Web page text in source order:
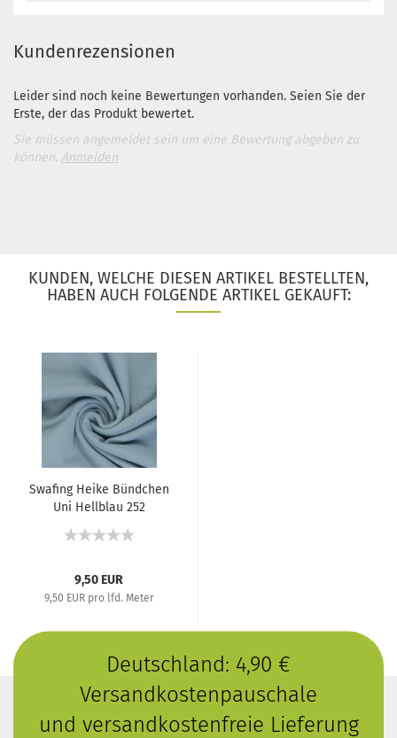
Kundenrezensionen
Leider sind noch keine Bewertungen vorhanden. Seien Sie der
Erste, der das Produkt bewertet.
Sie müssen angemeldet sein um eine Bewertung abgeben zu
können. Anmelden
KUNDEN, WELCHE DIESEN ARTIKEL BESTELLTEN,
HABEN AUCH FOLGENDE ARTIKEL GEKAUFT:
Swafing Heike Bündchen
Uni Hellblau 252
9,50 EUR
9,50 EUR pro lfd. Meter
Deutschland: 4,90 €
Versandkostenpauschale
und versandkostenfreie Lieferung